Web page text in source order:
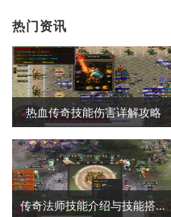
热门资讯
热血传奇技能伤害详解攻略
传奇法师技能介绍与技能搭配详解